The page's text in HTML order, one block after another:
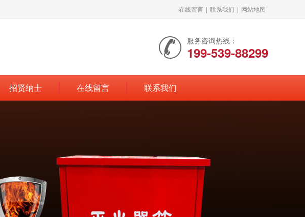
在线留言 | 联系我们 | 网站地图
服务咨询热线：
199-539-88299
招贤纳士 在线留言 联系我们